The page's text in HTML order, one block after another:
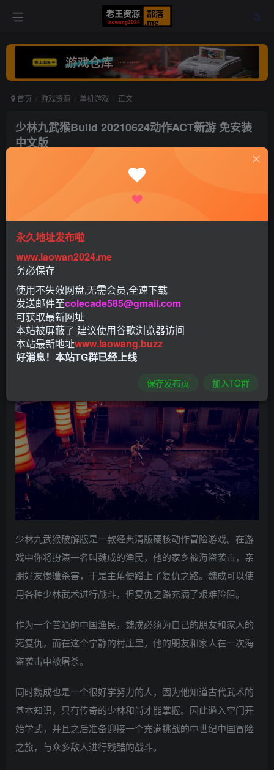
首页 游戏资源 单机游戏 正文
少林九武猴Build 20210624动作ACT新游 免安装
中文版
少林九武猴破解版是一款经典清版硬核动作冒险游戏。在游
戏中你将扮演一名叫魏成的渔民，他的家乡被海盗袭击，亲
朋好友惨遭杀害，于是主角便踏上了复仇之路。魏成可以使
用各种少林武术进行战斗，但复仇之路充满了艰难险阻。
作为一个普通的中国渔民，魏成必须为自己的朋友和家人的
死复仇，而在这个宁静的村庄里，他的朋友和家人在一次海
盗袭击中被屠杀。
同时魏成也是一个很好学努力的人，因为他知道古代武术的
基本知识，只有传奇的少林和尚才能掌握。因此遁入空门开
始学武，并且之后准备迎接一个充满挑战的中世纪中国冒险
之旅，与众多敌人进行残酷的战斗。
永久地址发布啦
www.laowan2024.me
务必保存
使用不失效网盘,无需会员,全速下载
发送邮件至colecade585@gmail.com
可获取最新网址
本站被屏蔽了 建议使用谷歌浏览器访问
本站最新地址www.laowang.buzz
好消息！本站TG群已经上线
保存发布页 加入TG群